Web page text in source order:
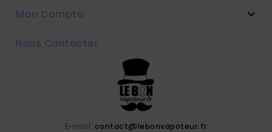
Mon Compte 
Nous Contacter
E-mail: contact@lebonvapoteur.fr